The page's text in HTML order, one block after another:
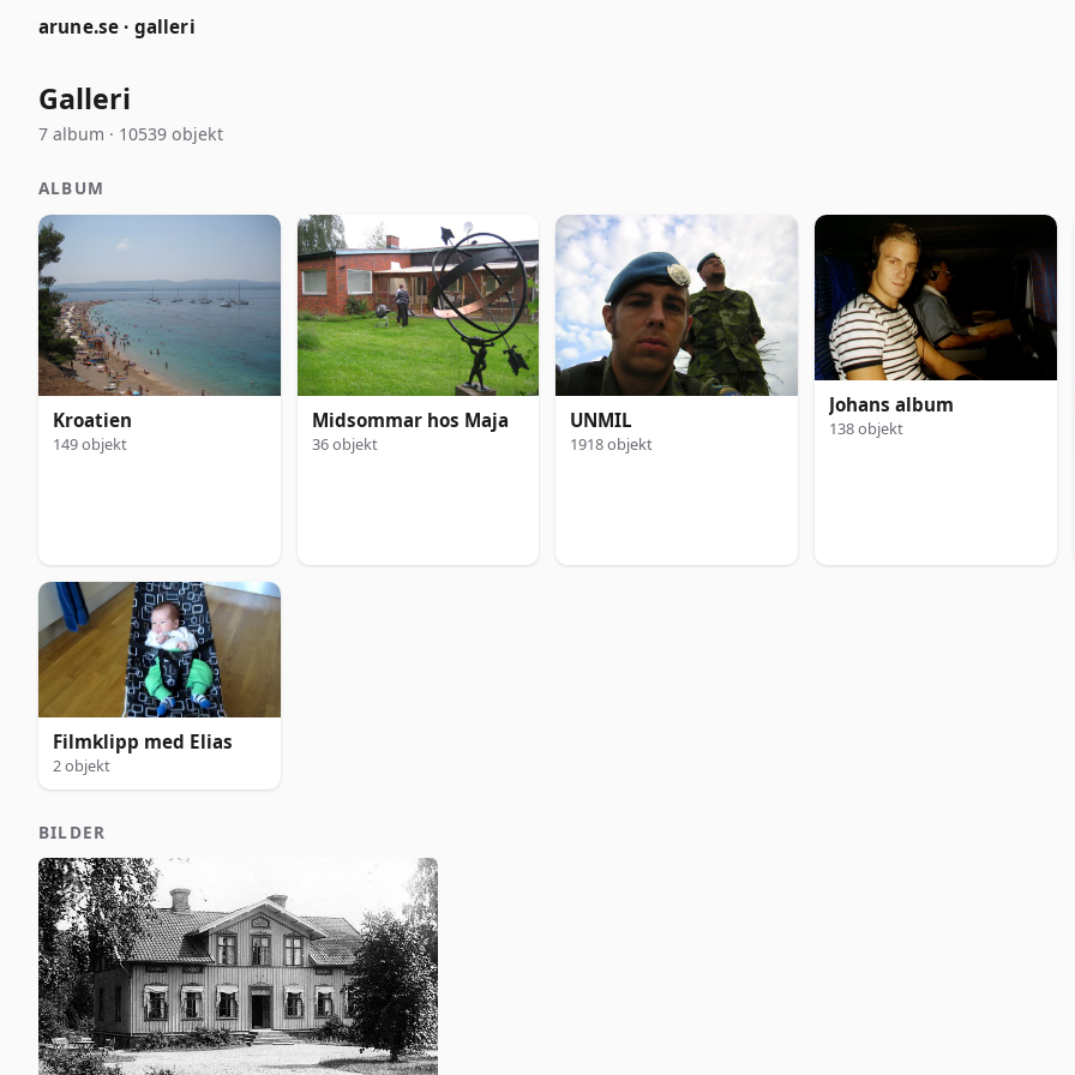
arune.se · galleri
Galleri
7 album · 10539 objekt
ALBUM
Kroatien
149 objekt
Midsommar hos Maja
36 objekt
UNMIL
1918 objekt
Johans album
138 objekt
Filmklipp med Elias
2 objekt
BILDER